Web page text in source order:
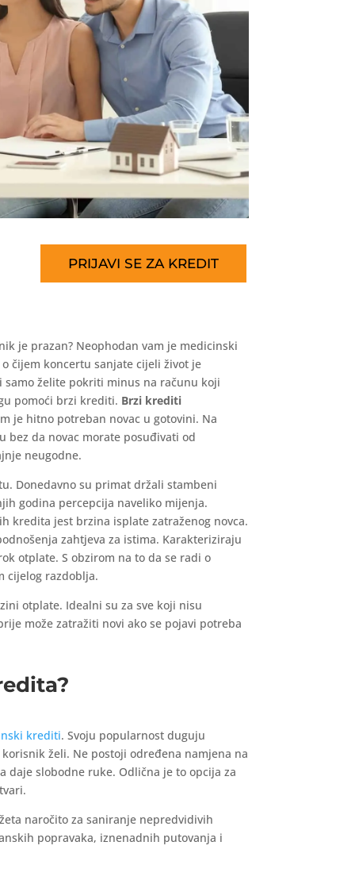
PRIJAVI SE ZA KREDIT
je prazan? Neophodan vam je medicinski
čijem koncertu sanjate cijeli život je
želite pokriti minus na računu koji
pomoći brzi krediti. Brzi krediti
je hitno potreban novac u gotovini. Na
da novac morate posuđivati od
neugodne.
Donedavno su primat držali stambeni
godina percepcija naveliko mijenja.
kredita jest brzina isplate zatraženog novca.
zahtjeva za istima. Karakteriziraju
otplate. S obzirom na to da se radi o
cijelog razdoblja.
otplate. Idealni su za sve koji nisu
može zatražiti novi ako se pojavi potreba
krediti. Svoju popularnost duguju
želi. Ne postoji određena namjena na
slobodne ruke. Odlična je to opcija za
naročito za saniranje nepredvidivih
popravaka, iznenadnih putovanja i